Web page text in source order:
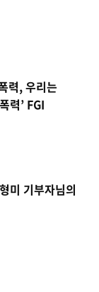
력, 우리는
력’ FGI
미 기부자님의